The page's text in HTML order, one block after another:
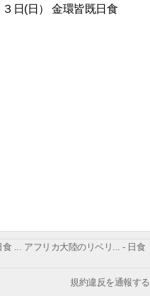
日(日） 金環皆既日食
... アフリカ大陸のリベリ... - 日食
規約違反を通報する